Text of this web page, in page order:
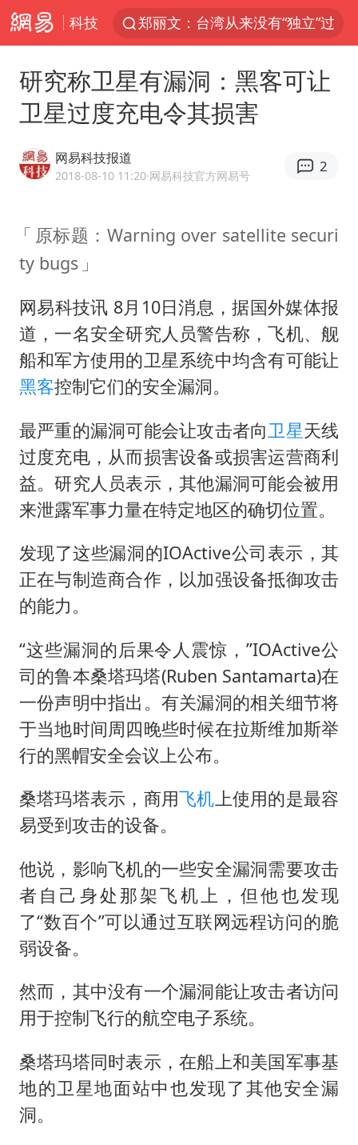
科技
郑丽文：台湾从来没有“独立”过
几元成本的AI广告导致千万市值蒸发
情侣平潭拍日出坠崖1死1伤
茅台部分直营店飞天茅台提价
酒店回应车内过夜被收150元
酒店花洒现排泄物住客索赔遭拒
杭州全市有序停课
夏日经济乘“热”而上 消费市场向“新”而行
新疆优化调整景区内自驾服务费
全民健身事业高质量发展
乐享全民健身 共筑健康中国
研究称卫星有漏洞：黑客可让
卫星过度充电令其损害
网易科技报道
2018-08-10 11:20·网易科技官方网易号
2
原标题：Warning over satellite securi
ty bugs
网易科技讯 8月10日消息，据国外媒体报
道，一名安全研究人员警告称，飞机、舰
船和军方使用的卫星系统中均含有可能让
黑客控制它们的安全漏洞。
最严重的漏洞可能会让攻击者向卫星天线
过度充电，从而损害设备或损害运营商利
益。研究人员表示，其他漏洞可能会被用
来泄露军事力量在特定地区的确切位置。
发现了这些漏洞的IOActive公司表示，其
正在与制造商合作，以加强设备抵御攻击
的能力。
“这些漏洞的后果令人震惊，”IOActive公
司的鲁本桑塔玛塔(Ruben Santamarta)在
一份声明中指出。有关漏洞的相关细节将
于当地时间周四晚些时候在拉斯维加斯举
行的黑帽安全会议上公布。
桑塔玛塔表示，商用飞机上使用的是最容
易受到攻击的设备。
他说，影响飞机的一些安全漏洞需要攻击
者自己身处那架飞机上，但他也发现
了“数百个”可以通过互联网远程访问的脆
弱设备。
然而，其中没有一个漏洞能让攻击者访问
用于控制飞行的航空电子系统。
桑塔玛塔同时表示，在船上和美国军事基
地的卫星地面站中也发现了其他安全漏
洞。